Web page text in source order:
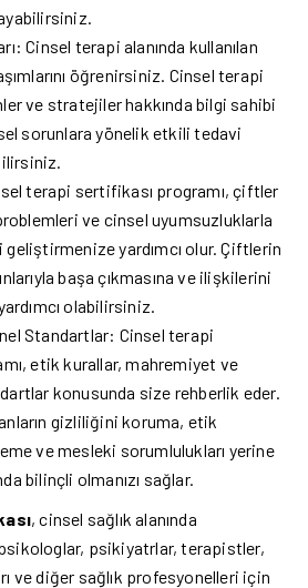
Cinsel terapi alanında kullanılan
öğrenirsiniz. Cinsel terapi
ve stratejiler hakkında bilgi sahibi
sorunlara yönelik etkili tedavi
terapi sertifikası programı, çiftler
ve cinsel uyumsuzluklarla
yardımcı olur. Çiftlerin
başa çıkmasına ve ilişkilerini
olabilirsiniz.
Standartlar: Cinsel terapi
etik kurallar, mahremiyet ve
konusunda size rehberlik eder.
gizliliğini koruma, etik
ve mesleki sorumlulukları yerine
bilinçli olmanızı sağlar.
, cinsel sağlık alanında
psikiyatrlar, terapistler,
ve diğer sağlık profesyonelleri için